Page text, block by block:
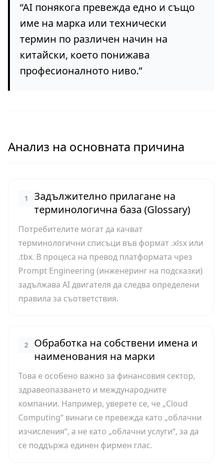
“AI понякога превежда едно и също
име на марка или технически
термин по различен начин на
китайски, което понижава
професионалното ниво.”
Анализ на основната причина
1
Задължително прилагане на
терминологична база (Glossary)
Потребителите могат да качват
терминологични списъци във формат .xlsx или
.tbx. В процеса на превод платформата чрез
Prompt Engineering (инженеринг на подсказки)
задължава AI двигателя да следва определени
правила за съответствия.
2
Обработка на собствени имена и
наименования на марки
Това е особено важно за финансовия сектор,
здравеопазването и международните
компании. Например, уверете се, че „Cloud
Computing“ винаги се превежда като „облачни
изчисления“, а не като „облачни услуги“, за да
се поддържа единен фирмен глас.